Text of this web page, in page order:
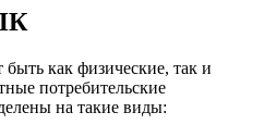
как физические, так и
потребительские
на такие виды: